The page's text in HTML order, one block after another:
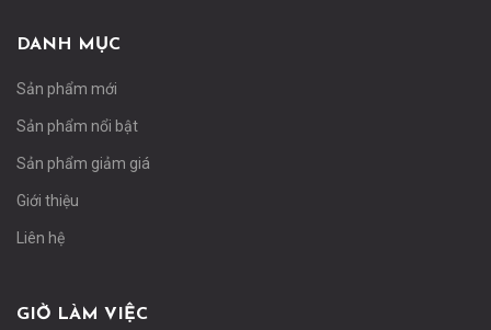
DANH MỤC
Sản phẩm mới
Sản phẩm nổi bật
Sản phẩm giảm giá
Giới thiệu
Liên hệ
GIỜ LÀM VIỆC